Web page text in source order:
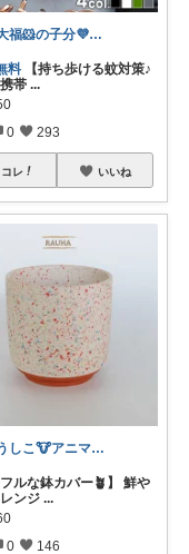
大福🐹の子分💜ありがとうございます
料 【持ち歩ける蚊対策♪
帯 ...
0 293
コレ いいね
うしこ🐮アニマル&植物大好き🪴
フルな鉢カバー🪴】 鮮や
ンジ ...
0 146